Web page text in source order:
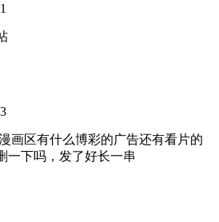
画区有什么博彩的广告还有看片的
一下吗，发了好长一串